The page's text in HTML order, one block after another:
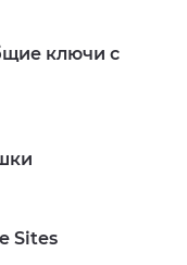
ключи с
Sites